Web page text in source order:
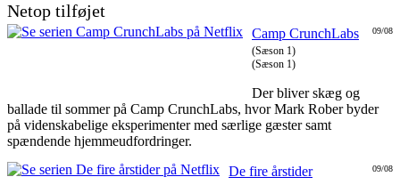
Netop tilføjet
09/08
Camp CrunchLabs
(Sæson 1)
(Sæson 1)
Der bliver skæg og
ballade til sommer på Camp CrunchLabs, hvor Mark Rober byder
på videnskabelige eksperimenter med særlige gæster samt
spændende hjemmeudfordringer.
09/08
De fire årstider